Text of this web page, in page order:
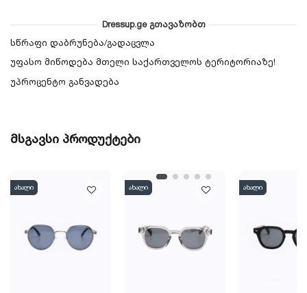
Dressup.ge გთავაზობთ
სწრაფი დაბრუნება/გადაცვლა
უფასო მიწოდება მთელი საქართველოს ტერიტორიაზე!
უპროცენტო განვადება
მსგავსი პროდუქტები
ახალი ახალი ახალი